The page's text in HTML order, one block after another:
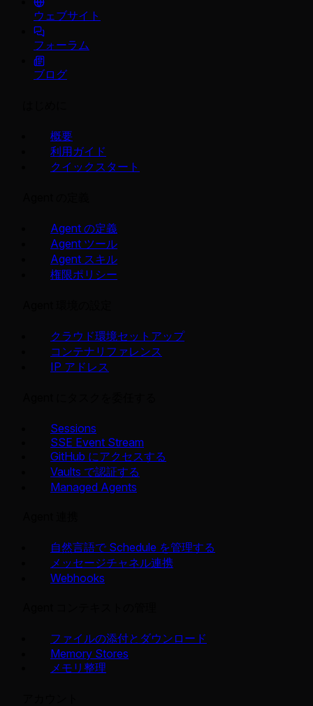
ウェブサイト
フォーラム
ブログ
概要
利用ガイド
クイックスタート
Agent の定義
Agent ツール
Agent スキル
権限ポリシー
クラウド環境セットアップ
コンテナリファレンス
IP アドレス
Sessions
SSE Event Stream
GitHub にアクセスする
Vaults で認証する
Managed Agents
自然言語で Schedule を管理する
メッセージチャネル連携
Webhooks
ファイルの添付とダウンロード
Memory Stores
メモリ整理